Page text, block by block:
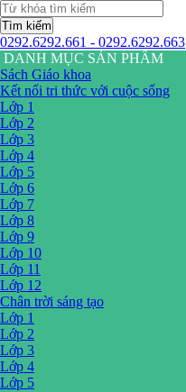
Tìm kiếm
0292.6292.661 - 0292.6292.663
DANH MỤC SẢN PHẨM
Sách Giáo khoa
Kết nối tri thức với cuộc sống
Lớp 1
Lớp 2
Lớp 3
Lớp 4
Lớp 5
Lớp 6
Lớp 7
Lớp 8
Lớp 9
Lớp 10
Lớp 11
Lớp 12
Chân trời sáng tạo
Lớp 1
Lớp 2
Lớp 3
Lớp 4
Lớp 5